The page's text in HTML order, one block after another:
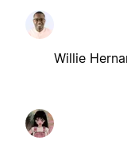
Willie